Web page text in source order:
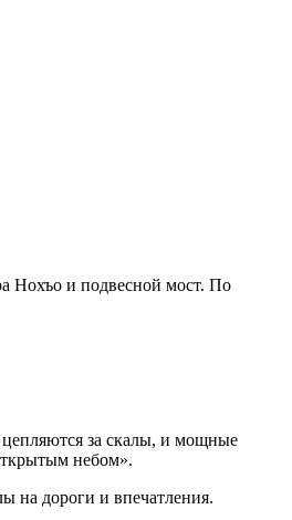
Нохъо и подвесной мост. По
цепляются за скалы, и мощные
небом».
на дороги и впечатления.